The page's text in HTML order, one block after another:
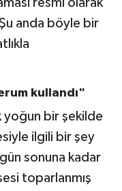
anda böyle bir
kullandı"
yoğun bir şekilde
ilgili bir şey
sonuna kadar
toparlanmış